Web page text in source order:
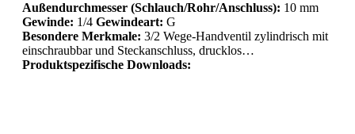
Außendurchmesser (Schlauch/Rohr/Anschluss): 10 mm
Gewinde: 1/4 Gewindeart: G
Besondere Merkmale: 3/2 Wege-Handventil zylindrisch mit
einschraubbar und Steckanschluss, drucklos…
Produktspezifische Downloads: